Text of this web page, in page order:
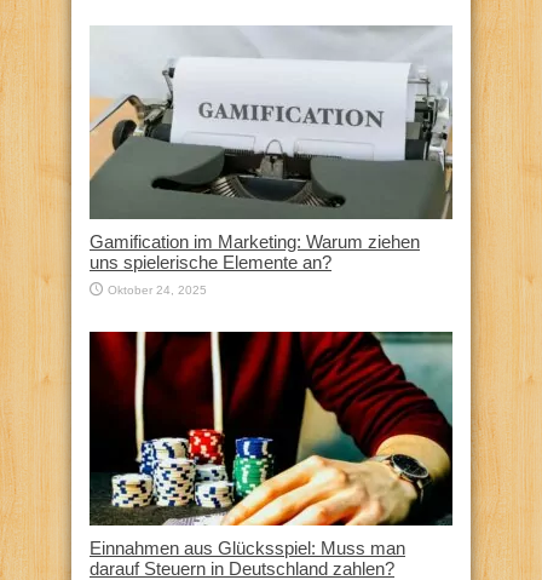
Gamification im Marketing: Warum ziehen
uns spielerische Elemente an?
Oktober 24, 2025
Einnahmen aus Glücksspiel: Muss man
darauf Steuern in Deutschland zahlen?